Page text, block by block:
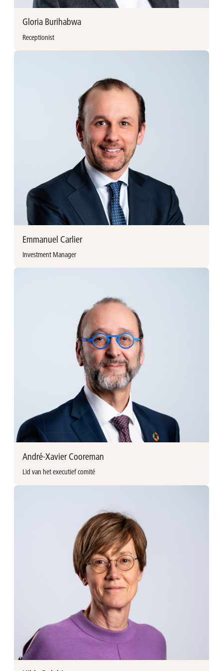
bart.bressinck@avh.be
+32 (0)3 897 92 17
Gloria Burihabwa
Receptionist
Gloria Burihabwa vervoegde Ackermans & van Haaren in
2024 als receptioniste. Zij heeft reeds eerdere ervaring als
receptioniste bij CEPA en later als hostess in twee-Michelin-
sterrenrestaurant The Jane Antwerp.
Emmanuel Carlier
Investment Manager
Emmanuel Carlier vervoegde Ackermans & van Haaren in
2023 als Investment Manager. Hij behaalde een Master in
Commercial Sciences aan de KU Leuven (2006) en een
Master in Financial Management aan Vlerick Management
School (2007). Emmanuel startte zijn carrière als Equity
Research analist bij Petercam. Hij werkte vervolgens als
Senior Equity Research analist bij ING & Van Lanschot
Kempen, waar hij ook verantwoordelijk was voor het
Research departement en lid was van het Securities
Management Team.
Emmanuel Carlier
+32 (0)3 376 88 40
André-Xavier Cooreman
Lid van het executief comité
André-Xavier Cooreman (°1964, Belg)
Lid van het executief comité
Sinds 1997 bij AvH
Master Rechten (1987), KU Leuven, België
Postgraduaat International Relations, Johns Hopkins
University - SAIS, Italië (1988)
Postgraduaat Tax Management, ULB, België (1991)
Ervaring/Carrière
André-Xavier werkte voor het
International Development Law Institute (Italië) en was